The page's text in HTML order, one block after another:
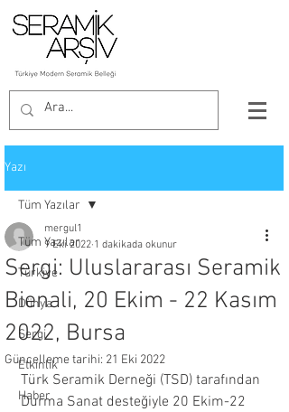
Yazı
Tüm Yazılar
Türkiye
Dünya
Sergi
Etkinlik
Haber
Tüm Yazılar
Sergi: Uluslararası Seramik
Bienali, 20 Ekim - 22 Kasım
2022, Bursa
mergul1
9 Eki 2022 1 dakikada okunur
Güncelleme tarihi: 21 Eki 2022
Türk Seramik Derneği (TSD) tarafından
Durma Sanat desteğiyle 20 Ekim-22